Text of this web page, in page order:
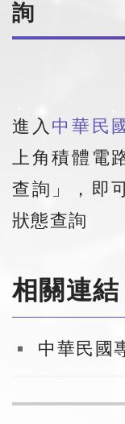
詢
進入 中華民
上角積體電
查詢」，即
狀態查詢
相關連結
中華民國